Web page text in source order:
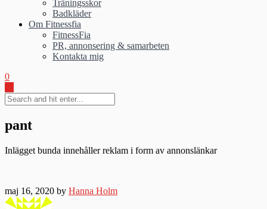
Träningsskor
Badkläder
Om Fitnessfia
FitnessFia
PR, annonsering & samarbeten
Kontakta mig
0
pant
Inlägget bunda innehåller reklam i form av annonslänkar
maj 16, 2020 by Hanna Holm